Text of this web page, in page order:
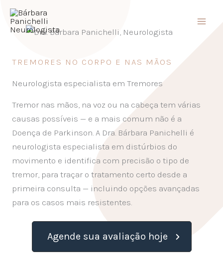
para
TREMORES NO CORPO E NAS MÃOS
Neurologista especialista em Tremores
Tremor nas mãos, na voz ou na cabeça tem várias
causas possíveis — e a mais comum não é a
Doença de Parkinson. A Dra. Bárbara Panichelli é
neurologista especialista em distúrbios do
movimento e identifica com precisão o tipo de
tremor, para traçar o tratamento certo desde a
primeira consulta — incluindo opções avançadas
para os casos mais resistentes.
Agende sua avaliação hoje